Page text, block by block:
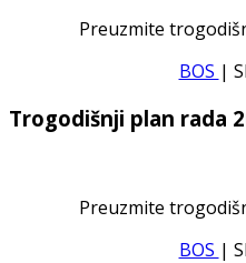
Preuzmite
BOS |
Trogodišnji plan rada
Preuzmite
BOS |